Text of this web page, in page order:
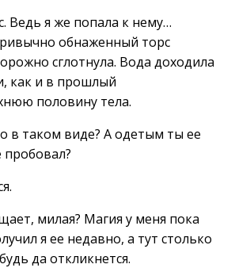
Ведь я же попала к нему…
обнаженный торс
сглотнула. Вода доходила
как и в прошлый
половину тела.
в таком виде? А одетым ты ее
милая? Магия у меня пока
я ее недавно, а тут столько
да откликнется.